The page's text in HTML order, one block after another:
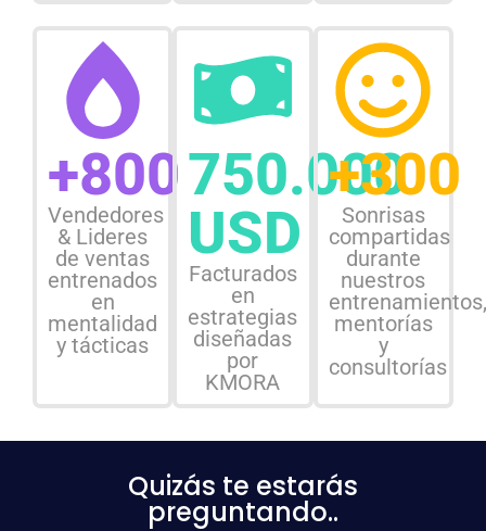
+800
Vendedores
& Lideres
de ventas
entrenados
en
mentalidad
y tácticas
750.000
USD
Facturados
en
estrategias
diseñadas
por
KMORA
+300
Sonrisas
compartidas
durante
nuestros
entrenamientos,
mentorías
y
consultorías
Quizás te estarás
preguntando..